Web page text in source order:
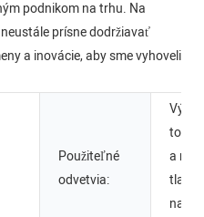
podnikom na trhu. Na
prísne dodržiavať
a inovácie, aby sme vyhoveli
Použiteľné
odvetvia:
a
na